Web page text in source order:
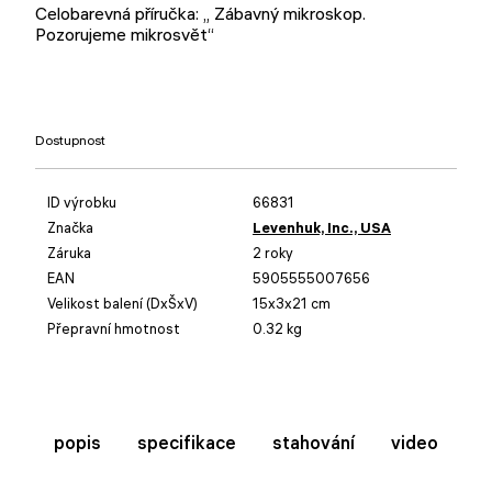
Celobarevná příručka: „ Zábavný mikroskop.
Pozorujeme mikrosvět“
Dostupnost
ID výrobku
66831
Značka
Levenhuk, Inc., USA
Záruka
2 roky
EAN
5905555007656
Velikost balení (DxŠxV)
15x3x21 cm
Přepravní hmotnost
0.32 kg
popis specifikace stahování video